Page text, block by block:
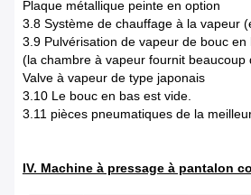
Plaque métallique peinte en option
3.8 Système de chauffage à la vapeur
3.9 Pulvérisation de vapeur de bouc en
(la chambre à vapeur fournit beaucoup
Valve à vapeur de type japonais
3.10 Le bouc en bas est vide.
3.11 pièces pneumatiques de la
IV. Machine à pressage à pantalon